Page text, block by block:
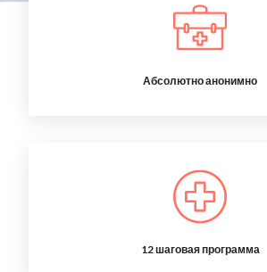
Абсолютно анонимно
12 шаговая программа